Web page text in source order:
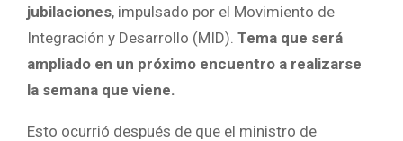
jubilaciones, impulsado por el Movimiento de
Integración y Desarrollo (MID). Tema que será
ampliado en un próximo encuentro a realizarse
la semana que viene.
Esto ocurrió después de que el ministro de